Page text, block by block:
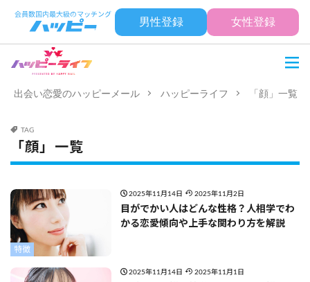
男性登録 女性登録
出会い恋愛のハッピーメール ハッピーライフ 「顔」一覧
TAG
「顔」一覧
特徴
2025年11月14日 2025年11月2日
目がでかい人はどんな性格？人相学でわ
かる恋愛傾向や上手な関わり方を解説
2025年11月14日 2025年11月1日